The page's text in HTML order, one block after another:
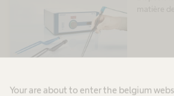
Your are about to enter the belgium